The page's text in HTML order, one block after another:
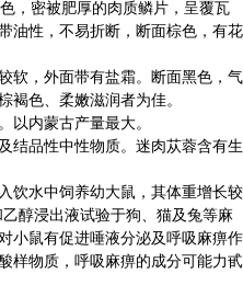
，密被肥厚的肉质鳞片，呈覆瓦
油性，不易折断，断面棕色，有花
软，外面带有盐霜。断面黑色，气
色、柔嫩滋润者为佳。
以内蒙古产量最大。
结品性中性物质。迷肉苁蓉含有生
饮水中饲养幼大鼠，其体重增长较
醇浸出液试验于狗、猫及兔等麻
小鼠有促进唾液分泌及呼吸麻痹作
样物质，呼吸麻痹的成分可能力甙